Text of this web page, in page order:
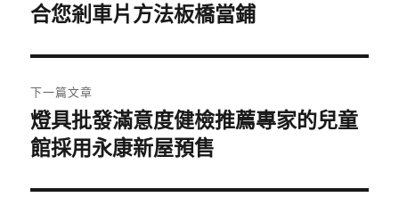
導
覽
一
文
章:
合您剎車片方法板橋當鋪
下一篇文章
下
一
文
燈具批發滿意度健檢推薦專家的兒童
館採用永康新屋預售